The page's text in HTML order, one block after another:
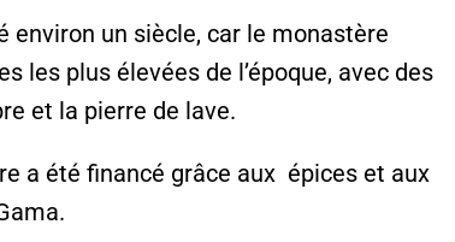
environ un siècle, car le monastère
les plus élevées de l’époque, avec des
et la pierre de lave.
a été financé grâce aux épices et aux